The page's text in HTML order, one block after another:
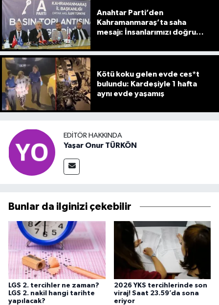
Anahtar Parti’den
Kahramanmaraş’ta saha
mesajı: İnsanlarımızı doğru
Kötü koku gelen evde ces*t
bulundu: Kardeşiyle 1 hafta
aynı evde yaşamış
EDITÖR HAKKINDA
Yaşar Onur TÜRKÖN
Bunlar da ilginizi çekebilir
LGS 2. tercihler ne zaman?
LGS 2. nakil hangi tarihte
yapılacak?
2026 YKS tercihlerinde son
viraj! Saat 23.59’da sona
eriyor